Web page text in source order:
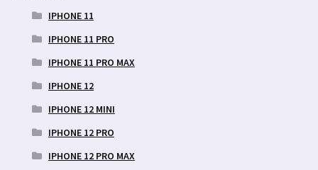
IPHONE 11
IPHONE 11 PRO
IPHONE 11 PRO MAX
IPHONE 12
IPHONE 12 MINI
IPHONE 12 PRO
IPHONE 12 PRO MAX